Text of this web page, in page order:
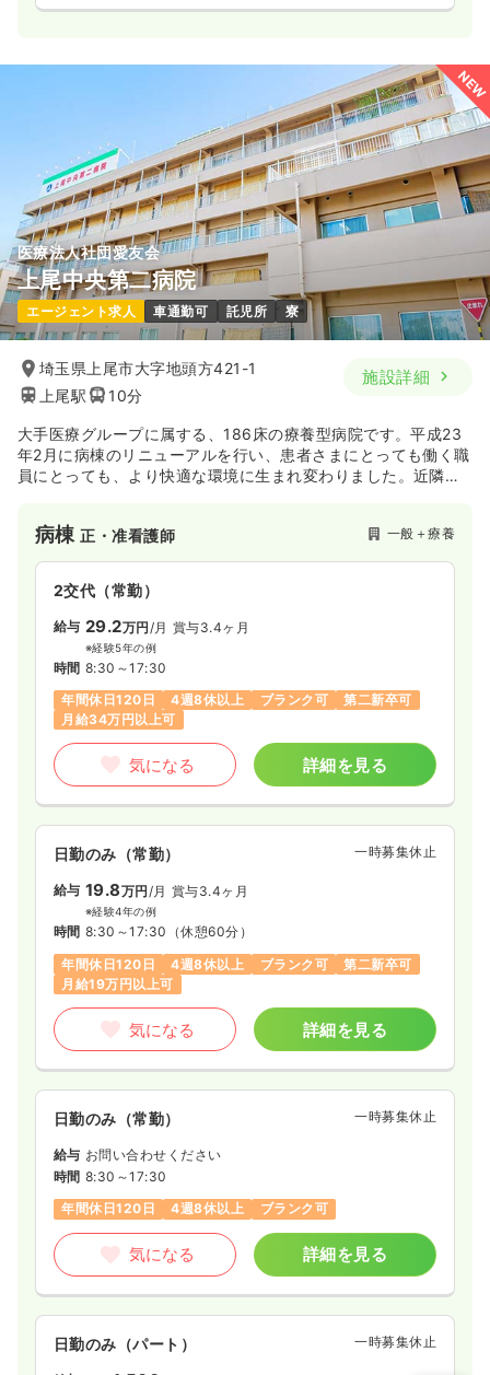
NEW
医療法人社団愛友会
上尾中央第二病院
エージェント求人 車通勤可 託児所 寮
埼玉県上尾市大字地頭方421-1
上尾駅
10分
施設詳細
大手医療グループに属する、186床の療養型病院です。平成23
年2月に病棟のリニューアルを行い、患者さまにとっても働く職
員にとっても、より快適な環境に生まれ変わりました。近隣の
れるよう支援しております。
病棟正・准看護師 一般＋療養
2交代（常勤）
給与 29.2万円 /月 賞与3.4ヶ月
※経験5年の例
時間 8:30～17:30
年間休日120日
4週8休以上 ブランク可
第二新卒可
月給34万円以上可
気になる 詳細を見る
日勤のみ（常勤） 一時募集休止
給与 19.8万円/月 賞与3.4ヶ月
※経験4年の例
時間 8:30～17:30 （休憩60分）
年間休日120日
4週8休以上 ブランク可
第二新卒可
月給19万円以上可
気になる 詳細を見る
日勤のみ（常勤） 一時募集休止
給与 お問い合わせください
時間 8:30～17:30
年間休日120日
4週8休以上 ブランク可
気になる 詳細を見る
日勤のみ（パート） 一時募集休止